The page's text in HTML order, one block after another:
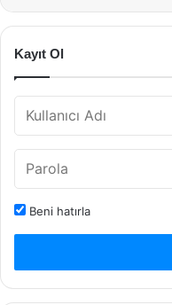
Kayıt Ol
Beni hatırla